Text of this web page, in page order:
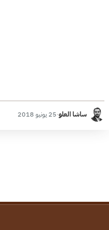
ساشا العلو·25 يونيو 2018